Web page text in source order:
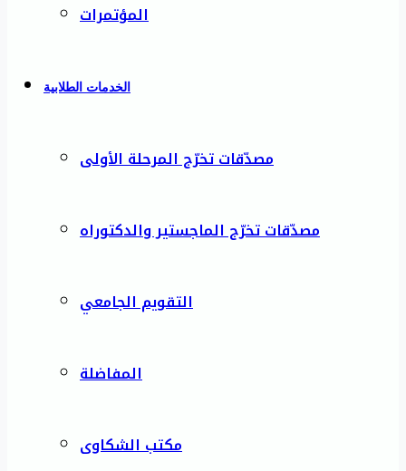
المؤتمرات
الخدمات الطلابية
مصدّقات تخرّج المرحلة الأولى
مصدّقات تخرّج الماجستير والدكتوراه
التقويم الجامعي
المفاضلة
مكتب الشكاوى